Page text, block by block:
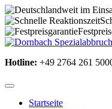
Hotline: +49 2764 261
Startseite